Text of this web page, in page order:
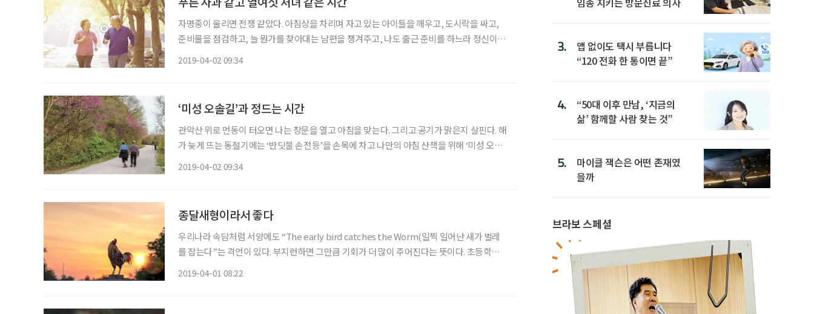
자명종이 울리면 전쟁 같았다. 아침상을 차리며 자고 있는 아이들을 깨우고, 도시락을 싸고,
준비물을 점검하고, 늘 뭔가를 찾아대는 남편을 챙겨주고, 나도 출근 준비를 하느라 정신이
2019-04-02 09:34
‘미성 오솔길’과 정드는 시간
관악산 위로 먼동이 터오면 나는 창문을 열고 아침을 맞는다. 그리고 공기가 맑은지 살핀다. 해
가 늦게 뜨는 동절기에는 ‘반딧불 손전등’을 손목에 차고 나만의 아침 산책을 위해 ‘미성 오솔
2019-04-02 09:34
종달새형이라서 좋다
우리나라 속담처럼 서양에도 “The early bird catches the Worm(일찍 일어난 새가 벌레
를 잡는다”는 격언이 있다. 부지런하면 그만큼 기회가 더 많이 주어진다는 뜻이다. 초등학교
2019-04-01 08:22
3.
앱 없이도 택시 부릅니다
“120 전화 한 통이면 끝”
4.
“50대 이후 만남, ‘지금의
삶’ 함께할 사람 찾는 것”
5.
마이클 잭슨은 어떤 존재였
을까
브라보 스페셜